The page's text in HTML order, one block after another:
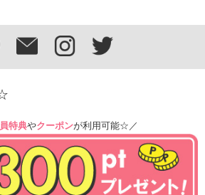
特典やクーポンが利用可能☆／